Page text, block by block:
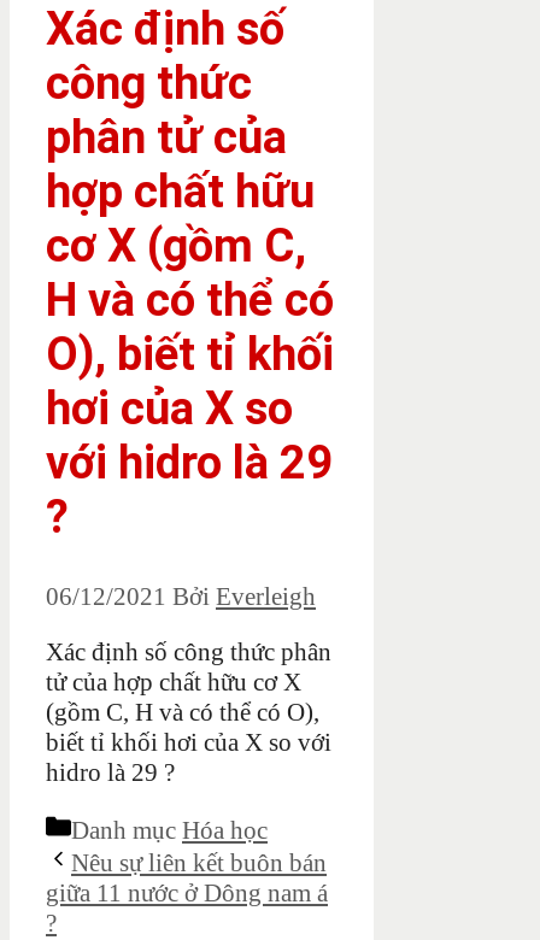
Xác định số
công thức
phân tử của
hợp chất hữu
cơ X (gồm C,
H và có thể có
O), biết tỉ khối
hơi của X so
với hidro là 29
?
06/12/2021 Bởi Everleigh
Xác định số công thức phân
tử của hợp chất hữu cơ X
(gồm C, H và có thể có O),
biết tỉ khối hơi của X so với
hidro là 29 ?
Danh mục Hóa học
Nêu sự liên kết buôn bán
giữa 11 nước ở Dông nam á
?